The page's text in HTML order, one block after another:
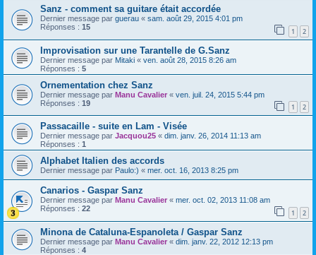
Sanz - comment sa guitare était accordée
Dernier message par guerau « sam. août 29, 2015 4:01 pm
Réponses : 15 1 2
Improvisation sur une Tarantelle de G.Sanz
Dernier message par Mitaki « ven. août 28, 2015 8:26 am
Réponses : 5
Ornementation chez Sanz
Dernier message par Manu Cavalier « ven. juil. 24, 2015 5:44 pm
Réponses : 19 1 2
Passacaille - suite en Lam - Visée
Dernier message par Jacquou25 « dim. janv. 26, 2014 11:13 am
Réponses : 1
Alphabet Italien des accords
Dernier message par Paulo:) « mer. oct. 16, 2013 8:25 pm
Canarios - Gaspar Sanz
Dernier message par Manu Cavalier « mer. oct. 02, 2013 11:08 am
Réponses : 22 1 2
Minona de Cataluna-Espanoleta / Gaspar Sanz
Dernier message par Manu Cavalier « dim. janv. 22, 2012 12:13 pm
Réponses : 4